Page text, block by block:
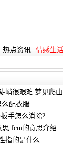
热点资讯| 情感生活
峭很艰难 梦见爬
么配衣服
手怎么消除?
思 fcm的意思介绍
指的是什么